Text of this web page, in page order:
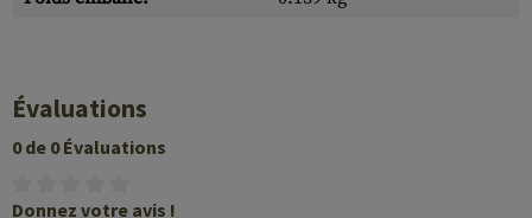
Évaluations
0 de 0 Évaluations
Donnez votre avis !